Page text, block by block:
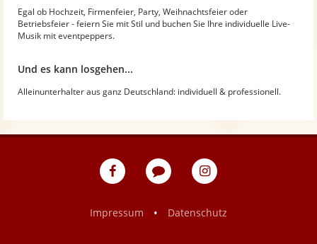
Egal ob Hochzeit, Firmenfeier, Party, Weihnachtsfeier oder
Betriebsfeier - feiern Sie mit Stil und buchen Sie Ihre individuelle Live-
Musik mit eventpeppers.
Und es kann losgehen...
Alleinunterhalter aus ganz Deutschland: individuell & professionell.
eventpeppers
Blog
eventpeppers
Impressum
• Datenschutz